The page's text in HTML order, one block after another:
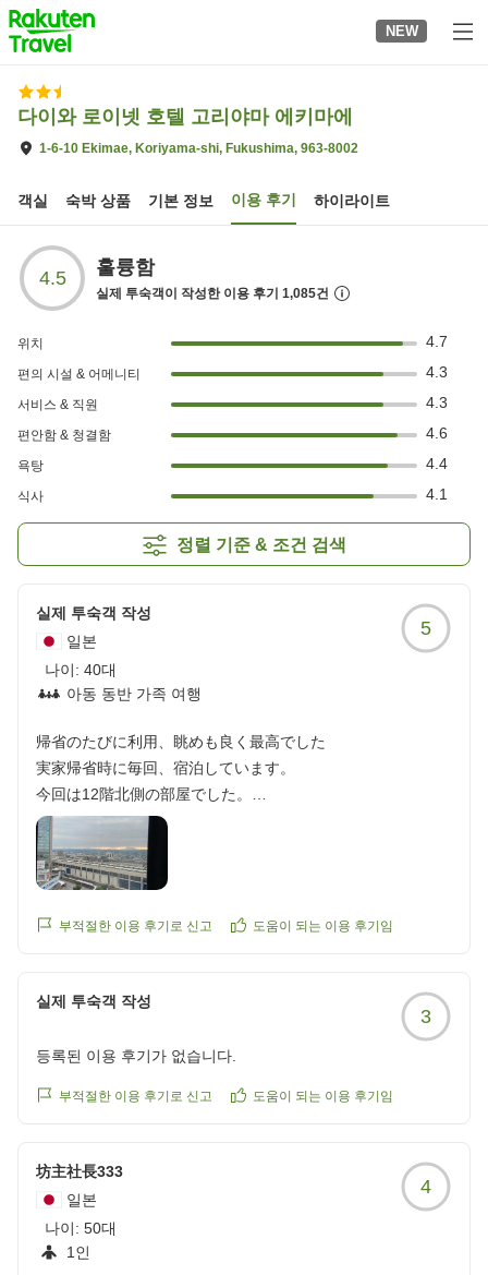
to
top
page
NEW
다이와 로이넷 호텔 고리야마 에키마에
1-6-10 Ekimae, Koriyama-shi, Fukushima, 963-8002
객실 숙박 상품 기본 정보 이용 후기 하이라이트
4.5 훌륭함
실제 투숙객이 작성한 이용 후기 1,085건
위치 4.7
편의 시설 & 어메니티 4.3
서비스 & 직원 4.3
편안함 & 청결함 4.6
욕탕 4.4
식사 4.1
정렬 기준 & 조건 검색
실제 투숙객 작성
일본
나이: 40대
아동 동반 가족 여행
5
帰省のたびに利用、眺めも良く最高でした
実家帰省時に毎回、宿泊しています。
今回は12階北側の部屋でした。
マッサージチェアもあって眺めも良く
部屋は清潔感があり最高でした
また帰省する時、宿泊したいと思います。
クチコミの詳細はこちらから
부적절한 이용 후기로 신고 도움이 되는 이용 후기임
실제 투숙객 작성
3
등록된 이용 후기가 없습니다.
부적절한 이용 후기로 신고 도움이 되는 이용 후기임
坊主社長333
일본
나이: 50대
1인
4